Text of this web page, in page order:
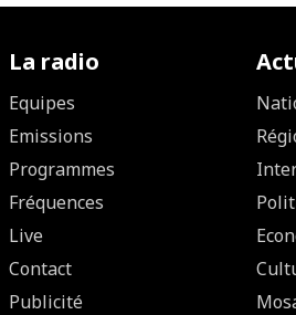
La radio
Equipes
Emissions
Programmes
Fréquences
Live
Contact
Publicité